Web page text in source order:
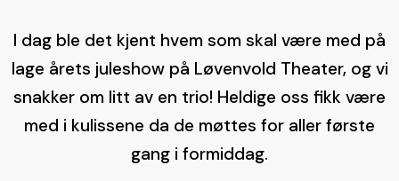
I dag ble det kjent hvem som skal være med på
lage årets juleshow på Løvenvold Theater, og vi
snakker om litt av en trio! Heldige oss fikk være
med i kulissene da de møttes for aller første
gang i formiddag.